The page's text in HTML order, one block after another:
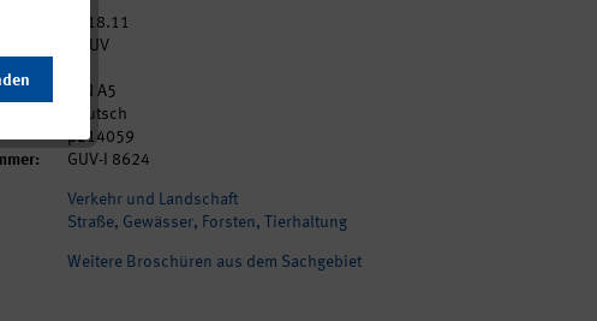
2018.11
DGUV
DIN A5
Deutsch
p214059
GUV-I 8624
Verkehr und Landschaft
Straße, Gewässer, Forsten, Tierhaltung
Weitere Broschüren aus dem Sachgebiet